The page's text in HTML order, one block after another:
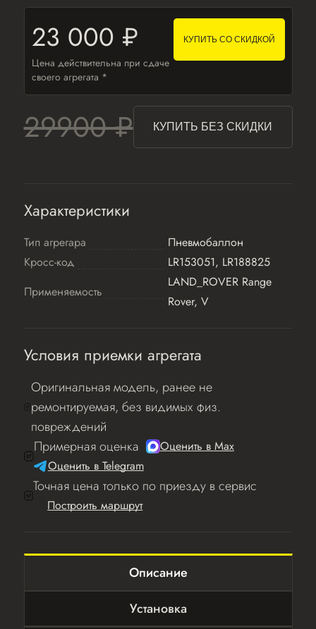
23 000 ₽
Цена действительна при сдаче
своего агрегата *
КУПИТЬ СО СКИДКОЙ
29900 ₽ КУПИТЬ БЕЗ СКИДКИ
Характеристики
Тип агрегара
Пневмобаллон
Кросс-код
LR153051, LR188825
Применяемость
LAND_ROVER Range
Rover, V
Условия приемки агрегата
Оригинальная модель, ранее не
ремонтируемая, без видимых физ.
повреждений
Примерная оценка
Оценить в Мах
Оценить в Telegram
Точная цена только по приезду в сервис
Построить маршрут
Описание
Установка